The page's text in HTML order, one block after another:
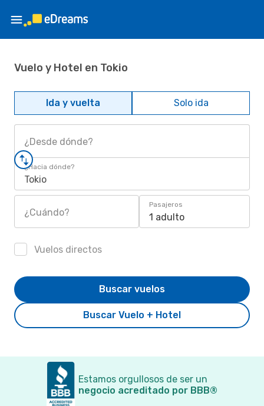
Vuelo y Hotel en Tokio
Ida y vuelta Solo ida
¿Desde dónde?
¿Hacia dónde?
Tokio
¿Cuándo?
Pasajeros
1 adulto
Vuelos directos
Buscar Vuelo + Hotel
Buscar vuelos
Estamos orgullosos de ser un
negocio acreditado por BBB®